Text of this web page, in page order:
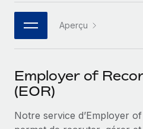
Connectez n'importe quel
notre MCP
Rationalisez vos
SERVICES
Les RH à l’international
Partenaires
Intégrez les RH à
Devenir partenaire
Explorez avec nous vos
Checklists et modèles
Descriptions de postes
Événements
日本語
한국어
Aperçu
Employer of
(EOR)
Notre service d’Employer